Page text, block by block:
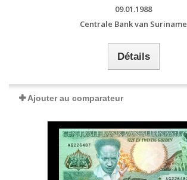
09.01.1988
Centrale Bank van Suriname
Détails
Ajouter au comparateur